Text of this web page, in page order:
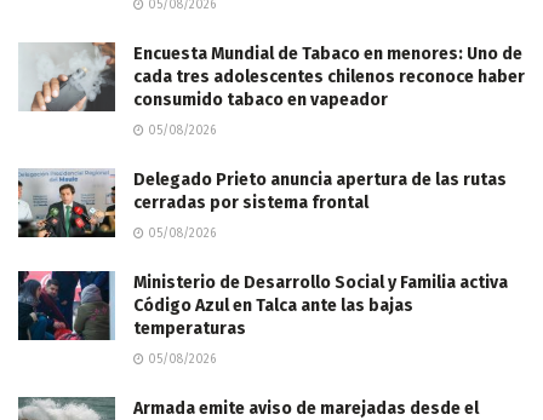
05/08/2026
Encuesta Mundial de Tabaco en menores: Uno de
cada tres adolescentes chilenos reconoce haber
consumido tabaco en vapeador
05/08/2026
Delegado Prieto anuncia apertura de las rutas
cerradas por sistema frontal
05/08/2026
Ministerio de Desarrollo Social y Familia activa
Código Azul en Talca ante las bajas
temperaturas
05/08/2026
​Armada emite aviso de marejadas desde el